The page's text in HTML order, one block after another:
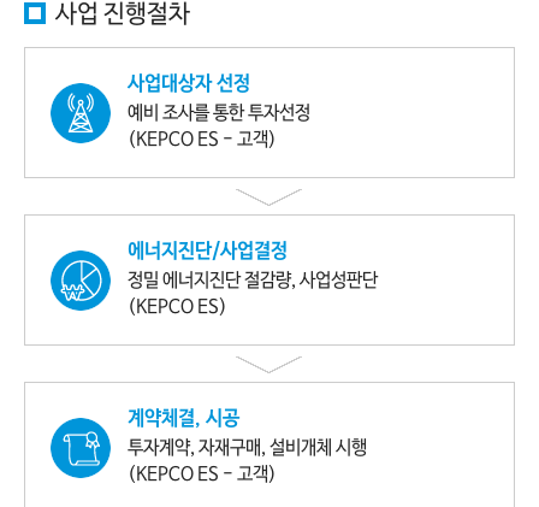
사업 진행절차
사업대상자 선정
예비 조사를통한 투자선정
(KEPCO ES - 고객)
에너지진단/사업결정
정밀 에너지진단절감량, 사업성판단
(KEPCO ES)
계약체결, 시공
투자계약, 자재구매, 설비개체 시행
(KEPCO ES - 고객)